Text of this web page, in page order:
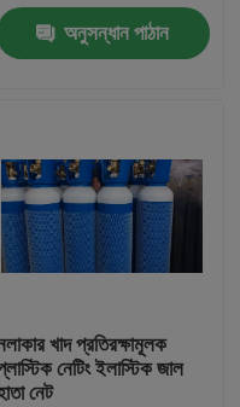
অনুসন্ধান পাঠান
খাদ প্রতিরক্ষামূলক
নেটিং ইলাস্টিক জাল
নেট